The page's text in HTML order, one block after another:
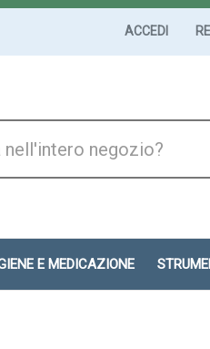
ACCEDI
E MEDICAZIONE